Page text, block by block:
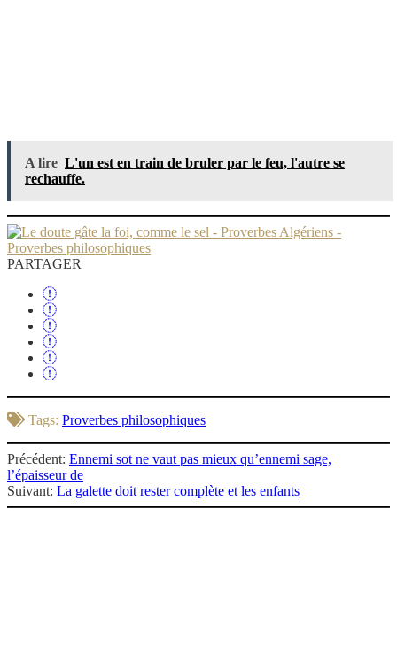
A lire L'un est en train de bruler par le feu, l'autre se
rechauffe.
PARTAGER
Tags: Proverbes philosophiques
Précédent: Ennemi sot ne vaut pas mieux qu’ennemi sage,
l’épaisseur de
Suivant: La galette doit rester complète et les enfants